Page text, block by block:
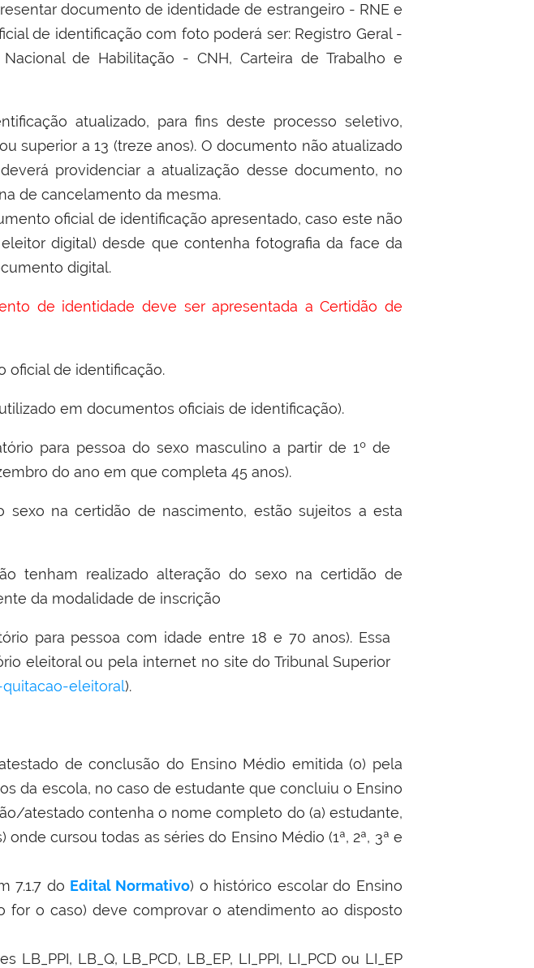
documento de identidade de estrangeiro - RNE e
de identificação com foto poderá ser: Registro Geral -
de Habilitação - CNH, Carteira de Trabalho e
atualizado, para fins deste processo seletivo,
superior a 13 (treze anos). O documento não atualizado
providenciar a atualização desse documento, no
de cancelamento da mesma.
oficial de identificação apresentado, caso este não
digital) desde que contenha fotografia da face da
digital.
de identidade deve ser apresentada a Certidão de
oficial de identificação.
em documentos oficiais de identificação).
para pessoa do sexo masculino a partir de 1º de
do ano em que completa 45 anos).
na certidão de nascimento, estão sujeitos a esta
tenham realizado alteração do sexo na certidão de
da modalidade de inscrição
para pessoa com idade entre 18 e 70 anos). Essa
eleitoral ou pela internet no site do Tribunal Superior
eleitoral).
de conclusão do Ensino Médio emitida (o) pela
da escola, no caso de estudante que concluiu o Ensino
atestado contenha o nome completo do (a) estudante,
cursou todas as séries do Ensino Médio (1ª, 2ª, 3ª e
7.1.7 do Edital Normativo) o histórico escolar do Ensino
o caso) deve comprovar o atendimento ao disposto
LB_Q, LB_PCD, LB_EP, LI_PPI, LI_PCD ou LI_EP